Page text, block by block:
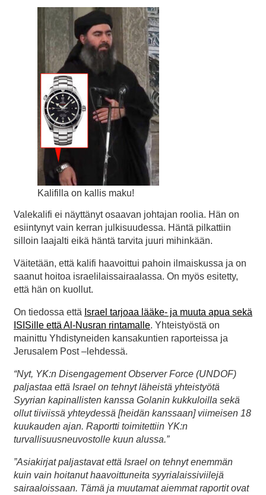
Kalifilla on kallis maku!
Valekalifi ei näyttänyt osaavan johtajan roolia. Hän on
esiintynyt vain kerran julkisuudessa. Häntä pilkattiin
silloin laajalti eikä häntä tarvita juuri mihinkään.
Väitetään, että kalifi haavoittui pahoin ilmaiskussa ja on
saanut hoitoa israelilaissairaalassa. On myös esitetty,
että hän on kuollut.
On tiedossa että Israel tarjoaa lääke- ja muuta apua sekä
ISISille että Al-Nusran rintamalle. Yhteistyöstä on
mainittu Yhdistyneiden kansakuntien raporteissa ja
Jerusalem Post –lehdessä.
“Nyt, YK:n Disengagement Observer Force (UNDOF)
paljastaa että Israel on tehnyt läheistä yhteistyötä
Syyrian kapinallisten kanssa Golanin kukkuloilla sekä
ollut tiiviissä yhteydessä [heidän kanssaan] viimeisen 18
kuukauden ajan. Raportti toimitettiin YK:n
turvallisuusneuvostolle kuun alussa.”
”Asiakirjat paljastavat että Israel on tehnyt enemmän
kuin vain hoitanut haavoittuneita syyrialaissiviilejä
sairaaloissaan. Tämä ja muutamat aiemmat raportit ovat